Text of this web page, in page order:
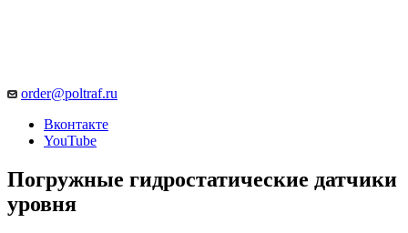
order@poltraf.ru
Вконтакте
YouTube
Погружные гидростатические датчики
уровня